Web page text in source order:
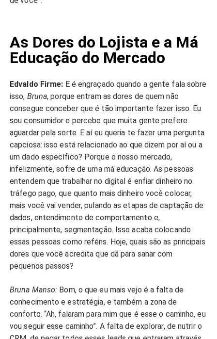
As Dores do Lojista e a Má
Educação do Mercado
Edvaldo Firme: E é engraçado quando a gente fala sobre
isso, Bruna, porque entram as dores de quem não
consegue conceber que é tão importante fazer isso. Eu
sou consumidor e percebo que muita gente prefere
aguardar pela sorte. E aí eu queria te fazer uma pergunta
capciosa: isso está relacionado ao que dizem por aí ou a
um dado específico? Porque o nosso mercado,
infelizmente, sofre de uma má educação. As pessoas
entendem que trabalhar no digital é enfiar dinheiro no
tráfego pago, que quanto mais dinheiro você colocar,
mais você vai vender, pulando as etapas de captação de
dados, entendimento de comportamento e,
principalmente, segmentação. Isso acaba colocando
essas pessoas como reféns. Hoje, quais são as principais
dores que você acredita que dá para sanar com
pequenos passos?
Bruna Manso: Bom, o que eu mais vejo é a falta de
conhecimento e estratégia, e também a zona de
conforto. “Ah, falaram para mim que é esse o caminho, eu
vou seguir esse caminho”. A falta de explorar, de nutrir o